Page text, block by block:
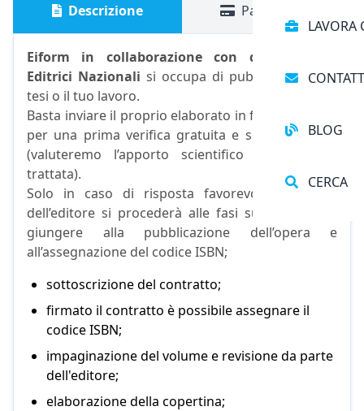
LAVORA
BLOG
CERCA
Descrizione Pagamento
Eiform in collaborazione con diverse Case
Editrici Nazionali si occupa di pubblicare la tua
tesi o il tuo lavoro.
Basta inviare il proprio elaborato in formato word
per una prima verifica gratuita e senza impegni
(valuteremo l’apporto scientifico alla materia
trattata).
Solo in caso di risposta favorevole da parte
dell’editore si procederà alle fasi successive per
giungere alla pubblicazione dell’opera e
all’assegnazione del codice ISBN;
sottoscrizione del contratto;
firmato il contratto è possibile assegnare il
codice ISBN;
impaginazione del volume e revisione da parte
dell'editore;
elaborazione della copertina;